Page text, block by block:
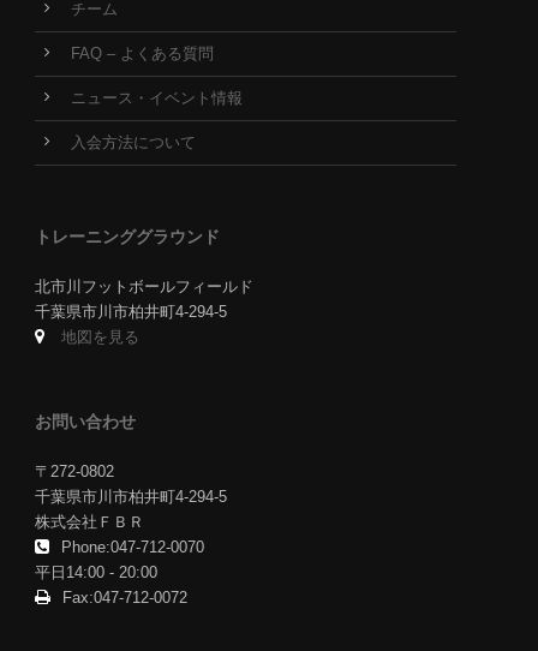
チーム
FAQ – よくある質問
ニュース・イベント情報
入会方法について
トレーニンググラウンド
北市川フットボールフィールド
千葉県市川市柏井町4-294-5
地図を見る
お問い合わせ
〒272-0802
千葉県市川市柏井町4-294-5
株式会社ＦＢＲ
Phone:047-712-0070
平日14:00 - 20:00
Fax:047-712-0072